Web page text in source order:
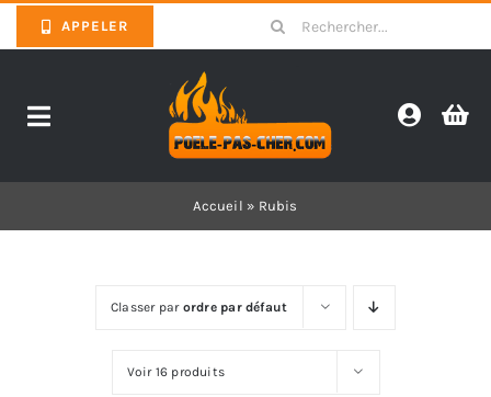
to
APPELER
Search
for:
Toggle
Accueil » Rubis
Classer par ordre par défaut
Voir 16 produits